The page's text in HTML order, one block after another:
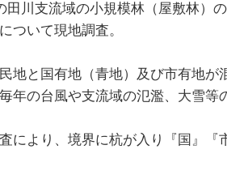
田川支流域の小規模林（屋敷林）
ついて現地調査。
地と国有地（青地）及び市有地が
年の台風や支流域の氾濫、大雪等
により、境界に杭が入り『国』『